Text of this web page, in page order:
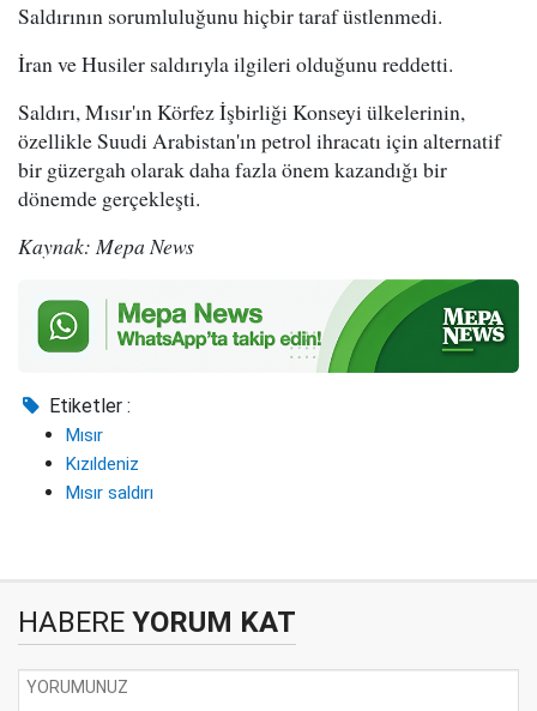
Saldırının sorumluluğunu hiçbir taraf üstlenmedi.
İran ve Husiler saldırıyla ilgileri olduğunu reddetti.
Saldırı, Mısır'ın Körfez İşbirliği Konseyi ülkelerinin,
özellikle Suudi Arabistan'ın petrol ihracatı için alternatif
bir güzergah olarak daha fazla önem kazandığı bir
dönemde gerçekleşti.
Kaynak: Mepa News
Etiketler :
Mısır
Kızıldeniz
Mısır saldırı
HABERE YORUM KAT